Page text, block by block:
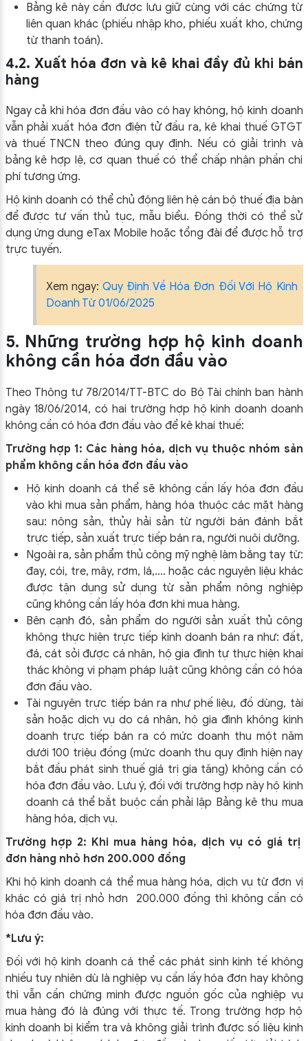
Bảng kê này cần được lưu giữ cùng với các chứng từ
liên quan khác (phiếu nhập kho, phiếu xuất kho, chứng
từ thanh toán).
4.2. Xuất hóa đơn và kê khai đầy đủ khi bán
hàng
Ngay cả khi hóa đơn đầu vào có hay không, hộ kinh doanh
vẫn phải xuất hóa đơn điện tử đầu ra, kê khai thuế GTGT
và thuế TNCN theo đúng quy định. Nếu có giải trình và
bảng kê hợp lệ, cơ quan thuế có thể chấp nhận phần chi
phí tương ứng.
Hộ kinh doanh có thể chủ động liên hệ cán bộ thuế địa bàn
để được tư vấn thủ tục, mẫu biểu. Đồng thời có thể sử
dụng ứng dụng eTax Mobile hoặc tổng đài để được hỗ trợ
trực tuyến.
Xem ngay:Quy Định Về Hóa Đơn Đối Với Hộ Kinh
Doanh Từ 01/06/2025
5. Những trường hợp hộ kinh doanh
không cần hóa đơn đầu vào
Theo Thông tư 78/2014/TT-BTC do Bộ Tài chính ban hành
ngày 18/06/2014, có hai trường hợp hộ kinh doanh doanh
không cần có hóa đơn đầu vào để kê khai thuế:
Trường hợp 1: Các hàng hóa, dịch vụ thuộc nhóm sản
phẩm không cần hóa đơn đầu vào
Hộ kinh doanh cá thể sẽ không cần lấy hóa đơn đầu
vào khi mua sản phẩm, hàng hóa thuộc các mặt hàng
sau: nông sản, thủy hải sản từ người bán đánh bắt
trực tiếp, sản xuất trực tiếp bán ra, người nuôi dưỡng.
Ngoài ra, sản phẩm thủ công mỹ nghệ làm bằng tay từ:
đay, cói, tre, mây, rơm, lá,…. hoặc các nguyên liệu khác
được tận dụng sử dụng từ sản phẩm nông nghiệp
cũng không cần lấy hóa đơn khi mua hàng.
Bên cạnh đó, sản phẩm do người sản xuất thủ công
không thực hiện trực tiếp kinh doanh bán ra như: đất,
đá, cát sỏi được cá nhân, hộ gia đình tự thực hiện khai
thác không vi phạm pháp luật cũng không cần có hóa
đơn đầu vào.
Tài nguyên trực tiếp bán ra như phế liệu, đồ dùng, tài
sản hoặc dịch vụ do cá nhân, hộ gia đình không kinh
doanh trực tiếp bán ra có mức doanh thu một năm
dưới 100 triệu đồng (mức doanh thu quy định hiện nay
bắt đầu phát sinh thuế giá trị gia tăng) không cần có
hóa đơn đầu vào. Lưu ý, đối với trường hợp này hộ kinh
doanh cá thể bắt buộc cần phải lập Bảng kê thu mua
hàng hóa, dịch vụ.
Trường hợp 2: Khi mua hàng hóa, dịch vụ có giá trị
đơn hàng nhỏ hơn 200.000 đồng
Khi hộ kinh doanh cá thể mua hàng hóa, dịch vụ từ đơn vị
khác có giá trị nhỏ hơn 200.000 đồng thì không cần có
hóa đơn đầu vào.
*Lưu ý:
Đối với hộ kinh doanh cá thể các phát sinh kinh tế không
nhiều tuy nhiên dù là nghiệp vụ cần lấy hóa đơn hay không
thì vẫn cần chứng minh được nguồn gốc của nghiệp vụ
mua hàng đó là đúng với thực tế. Trong trường hợp hộ
kinh doanh bị kiểm tra và không giải trình được số liệu kinh